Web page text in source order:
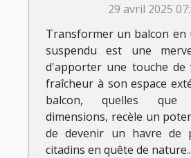
29 avril 2025
Transformer un balcon en
suspendu est une
d'apporter une touche de
fraîcheur à son espace
balcon, quelles que
dimensions, recèle un
de devenir un havre de
citadins en quête de